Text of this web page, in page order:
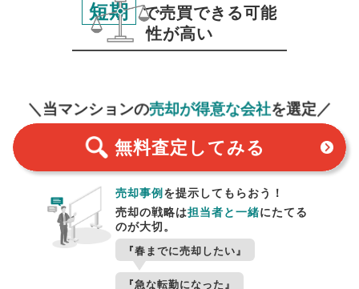
短期
で売買できる可能
性が高い
＼当マンションの売却が得意な会社を選定／
無料査定 してみる
売却事例 を提示してもらおう！
売却の戦略は担当者と一緒にたてる
のが大切。
『春までに売却したい』
『急な転勤になった』